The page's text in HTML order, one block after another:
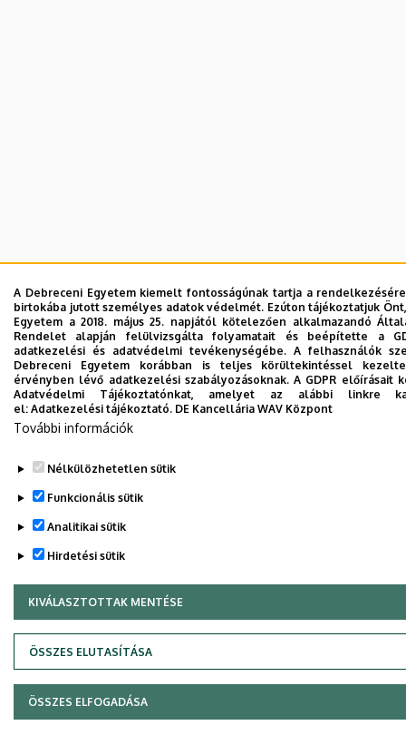
A Debreceni Egyetem kiemelt fontosságúnak tartja a
birtokába jutott személyes adatok védelmét. Ezúton tájékoztatjuk
Egyetem a 2018. május 25. napjától kötelezően alkalmazandó
Rendelet alapján felülvizsgálta folyamatait és beépítette a
adatkezelési és adatvédelmi tevékenységébe. A felhasználók
Debreceni Egyetem korábban is teljes körültekintéssel
érvényben lévő adatkezelési szabályozásoknak. A GDPR előírásait
Adatvédelmi Tájékoztatónkat, amelyet az alábbi linkre
el: Adatkezelési tájékoztató. DE Kancellária WAV Központ
További információk
Nélkülözhetetlen sütik
Funkcionális sütik
Analitikai sütik
Hirdetési sütik
KIVÁLASZTOTTAK MENTÉSE
ÖSSZES ELUTASÍTÁSA
WITHDRAW CONSENT
ÖSSZES ELFOGADÁSA